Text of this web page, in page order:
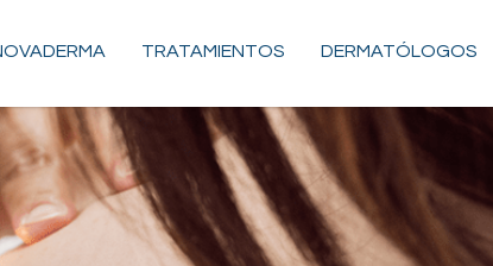
TRATAMIENTOS DERMATÓLOGOS